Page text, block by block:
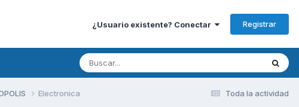
¿Usuario existente? Conectar Registrar
Toda la actividad
Electronica